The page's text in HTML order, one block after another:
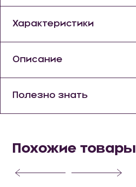
Характеристики
Описание
Полезно знать
Похожие товары